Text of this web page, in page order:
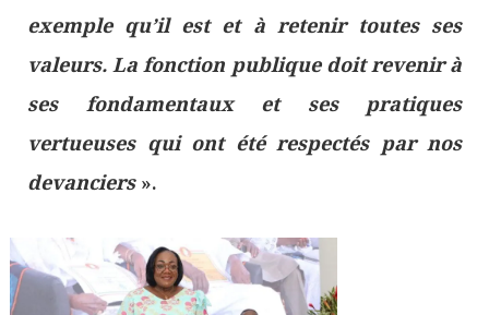
exemple qu’il est et à retenir toutes ses
valeurs. La fonction publique doit revenir à
ses fondamentaux et ses pratiques
vertueuses qui ont été respectés par nos
devanciers».